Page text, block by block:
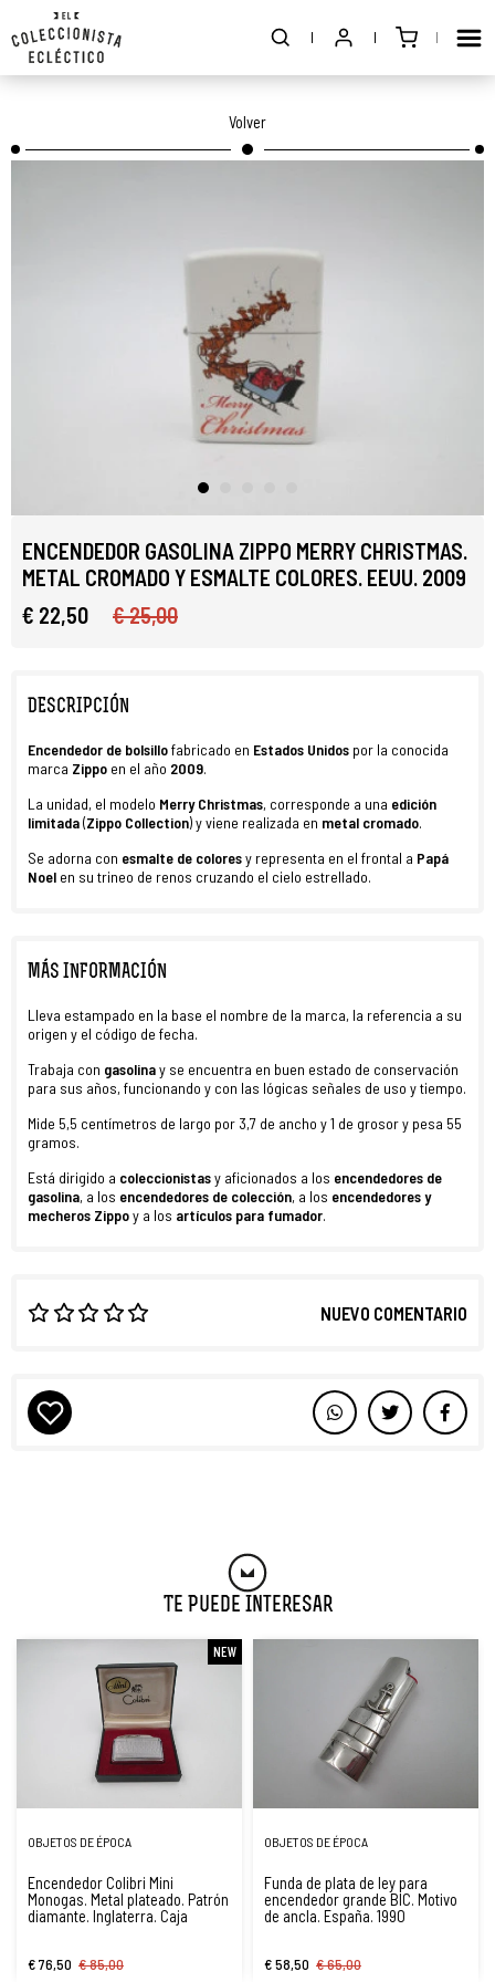
Volver
ENCENDEDOR GASOLINA ZIPPO MERRY CHRISTMAS.
METAL CROMADO Y ESMALTE COLORES. EEUU. 2009
€ 22,50
€ 25,00
DESCRIPCIÓN
Encendedor de bolsillofabricado en Estados Unidos por la conocida
marca Zippo en el año 2009.
La unidad, el modelo Merry Christmas, corresponde a una edición
limitada(Zippo Collection) y viene realizada en metal cromado.
Se adorna con esmalte de coloresy representa en el frontal a Papá
Noel en su trineo de renos cruzando el cielo estrellado.
MÁS INFORMACIÓN
Lleva estampado en la base el nombre de la marca, la referencia a su
origen y el código de fecha.
Trabaja con gasolinay se encuentra en buen estado de conservación
para sus años, funcionando y con las lógicas señales de uso y tiempo.
Mide 5,5 centímetros de largo por 3,7 de ancho y 1 de grosor y pesa 55
gramos.
Está dirigido a coleccionistasy aficionados a los encendedores de
gasolina, a los encendedores de colección, a los encendedores y
mecheros Zippoy a los artículos para fumador.
NUEVO COMENTARIO
Te Puede Interesar
NEW
OBJETOS DE ÉPOCA
Encendedor Colibri Mini
Monogas. Metal plateado. Patrón
diamante. Inglaterra. Caja
€ 76,50 € 85,00
OBJETOS DE ÉPOCA
Funda de plata de ley para
encendedor grande BIC. Motivo
de ancla. España. 1990
€ 58,50 € 65,00